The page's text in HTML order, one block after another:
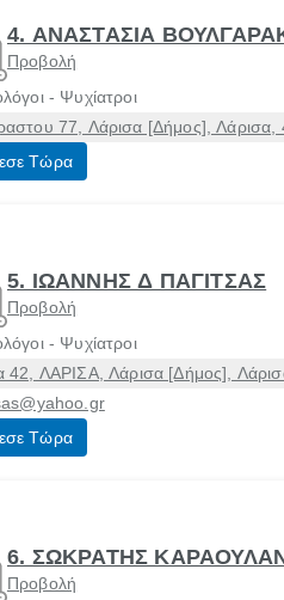
4. ΑΝΑΣΤΑΣΙΑ
Προβολή
- Ψυχίατροι
77, Λάρισα [Δήμος], Λάρισα,
Τώρα
5. ΙΩΑΝΝΗΣ Δ ΠΑΓΙΤΣΑΣ
Προβολή
- Ψυχίατροι
42, ΛΑΡΙΣΑ, Λάρισα [Δήμος],
Τώρα
6. ΣΩΚΡΑΤΗΣ
Προβολή